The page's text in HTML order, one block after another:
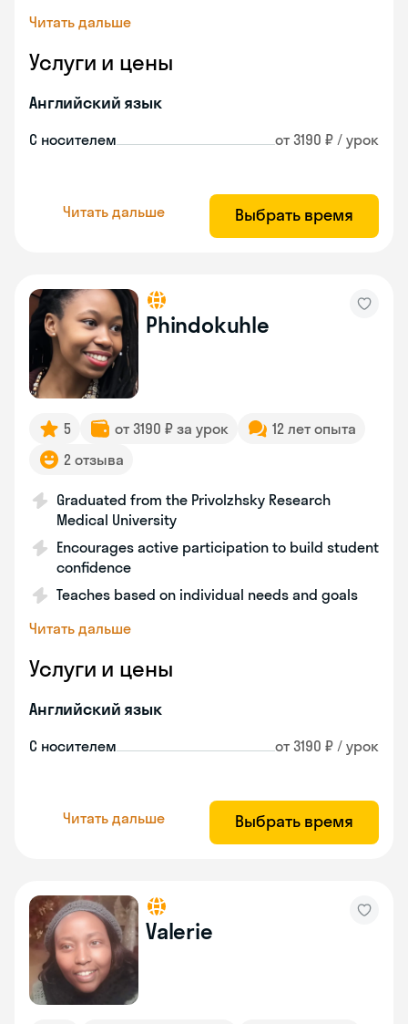
Читать дальше
Услуги и цены
Английский язык
С носителем от 3190 ₽ / урок
Читать дальше Выбрать время
Phindokuhle
5 от 3190 ₽ за урок
12 лет опыта
2 отзыва
Graduated from the Privolzhsky Research
Medical University
Encourages active participation to build student
confidence
Teaches based on individual needs and goals
Читать дальше
Услуги и цены
Английский язык
С носителем от 3190 ₽ / урок
Читать дальше Выбрать время
Valerie